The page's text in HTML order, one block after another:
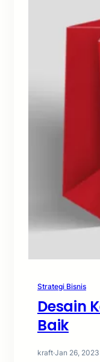
Strategi Bisnis
Desain
Baik
kraft·Jan 26, 2023